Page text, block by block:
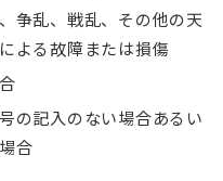
争乱、戦乱、その他の天
よる故障または損傷
の記入のない場合あるい
合